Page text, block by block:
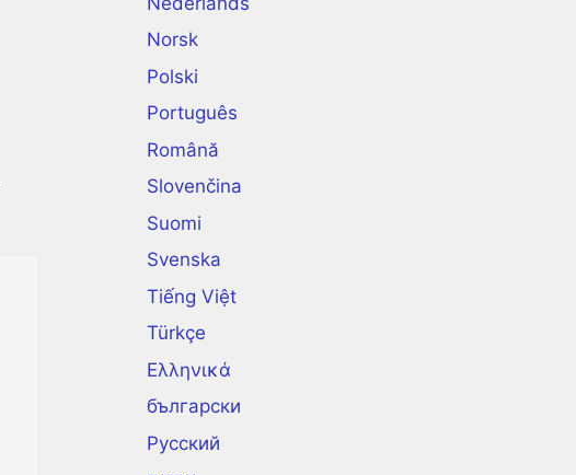
Norsk
Polski
Português
Română
Slovenčina
Suomi
Svenska
Tiếng Việt
Türkçe
Ελληνικά
български
Русский